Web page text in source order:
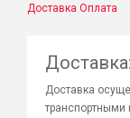
Доставка Оплата
Доставка:
Доставка
транспортными